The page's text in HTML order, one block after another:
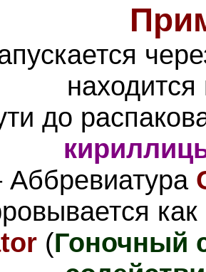
до
Аббревиатура
как
(Гоночный